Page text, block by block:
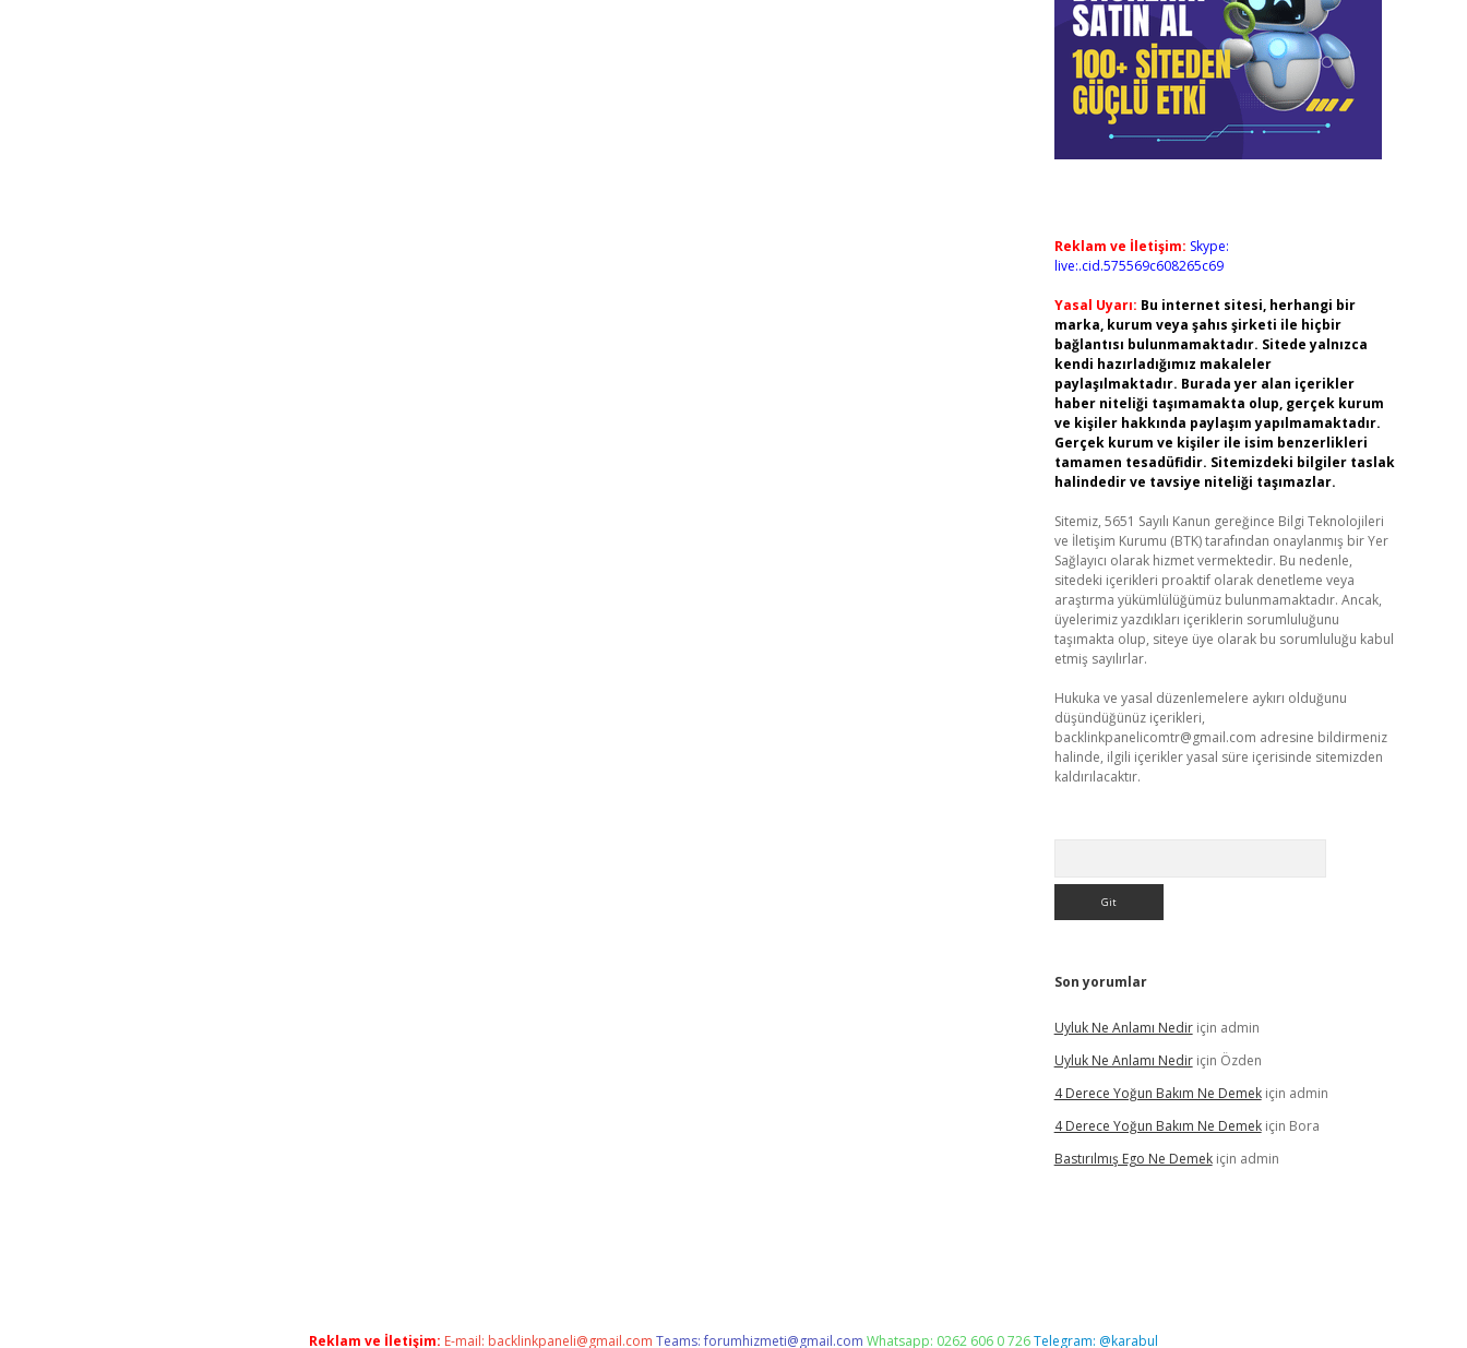
Reklam ve İletişim: Skype:
live:.cid.575569c608265c69
Yasal Uyarı: Bu internet sitesi, herhangi bir
marka, kurum veya şahıs şirketi ile hiçbir
bağlantısı bulunmamaktadır. Sitede yalnızca
kendi hazırladığımız makaleler
paylaşılmaktadır. Burada yer alan içerikler
haber niteliği taşımamakta olup, gerçek kurum
ve kişiler hakkında paylaşım yapılmamaktadır.
Gerçek kurum ve kişiler ile isim benzerlikleri
tamamen tesadüfidir. Sitemizdeki bilgiler taslak
halindedir ve tavsiye niteliği taşımazlar.
Sitemiz, 5651 Sayılı Kanun gereğince Bilgi Teknolojileri
ve İletişim Kurumu (BTK) tarafından onaylanmış bir Yer
Sağlayıcı olarak hizmet vermektedir. Bu nedenle,
sitedeki içerikleri proaktif olarak denetleme veya
araştırma yükümlülüğümüz bulunmamaktadır. Ancak,
üyelerimiz yazdıkları içeriklerin sorumluluğunu
taşımakta olup, siteye üye olarak bu sorumluluğu kabul
etmiş sayılırlar.
Hukuka ve yasal düzenlemelere aykırı olduğunu
düşündüğünüz içerikleri,
backlinkpanelicomtr@gmail.com adresine bildirmeniz
halinde, ilgili içerikler yasal süre içerisinde sitemizden
kaldırılacaktır.
Son yorumlar
Uyluk Ne Anlamı Nediriçin admin
Uyluk Ne Anlamı Nediriçin Özden
4 Derece Yoğun Bakım Ne Demekiçin admin
4 Derece Yoğun Bakım Ne Demekiçin Bora
Bastırılmış Ego Ne Demekiçin admin
Reklam ve İletişim: E-mail: backlinkpaneli@gmail.com Teams:forumhizmeti@gmail.com Whatsapp: 0262 606 0 726Telegram: @karabul